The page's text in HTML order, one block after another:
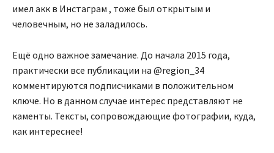
имел акк в Инстаграм , тоже был открытым и
человечным, но не заладилось.
Ещё одно важное замечание. До начала 2015 года,
практически все публикации на @region_34
комментируются подписчиками в положительном
ключе. Но в данном случае интерес представляют не
каменты. Тексты, сопровождающие фотографии, куда,
как интереснее!